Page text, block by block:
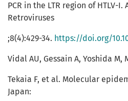
PCR in the LTR region of HTLV-I.
Retroviruses
;8(4):429-34. https://doi.org/
Vidal AU, Gessain A, Yoshida M,
Tekaia F, et al. Molecular
Japan: